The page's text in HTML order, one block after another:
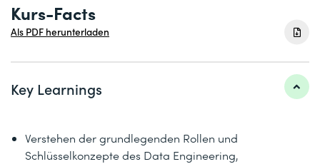
Kurs-Facts
Als PDF herunterladen
Key Learnings
Verstehen der grundlegenden Rollen und
Schlüsselkonzepte des Data Engineering,